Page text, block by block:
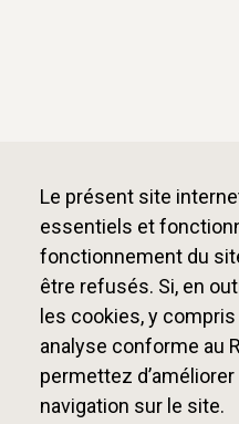
Le présent site
essentiels et
fonctionnement du
être refusés. Si, en
les cookies, y
analyse conforme au
permettez
navigation sur le site.